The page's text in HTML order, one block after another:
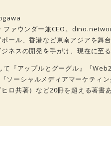
ファウンダー兼CEO。
ール、香港など東南アジアを舞
ネスの開発を手がけ、現在に至る
て『アップルとグーグル』『
ソーシャルメディアマーケティ
ロ共著）など20冊を超える著書あ